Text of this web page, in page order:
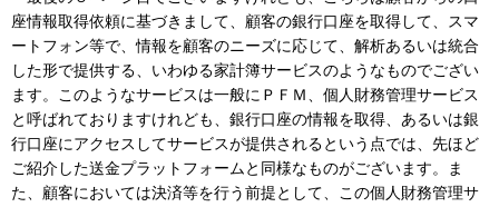
座情報取得依頼に基づきまして、顧客の銀行口座を取得して、スマ
ートフォン等で、情報を顧客のニーズに応じて、解析あるいは統合
した形で提供する、いわゆる家計簿サービスのようなものでござい
ます。このようなサービスは一般にＰＦＭ、個人財務管理サービス
と呼ばれておりますけれども、銀行口座の情報を取得、あるいは銀
行口座にアクセスしてサービスが提供されるという点では、先ほど
ご紹介した送金プラットフォームと同様なものがございます。ま
た、顧客においては決済等を行う前提として、この個人財務管理サ